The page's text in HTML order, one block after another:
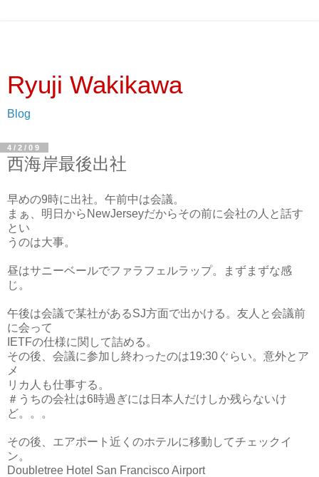
Ryuji Wakikawa
Blog
4/2/09
西海岸最後出社
早めの9時に出社。午前中は会議。
まぁ、明日からNewJerseyだからその前に会社の人と話す
とい
うのは大事。
昼はサニーベールでファラフェルラップ。まずまずな感
じ。
午後は会議で某社があるSJ方面で出かける。友人と会議前
に会って
IETFの仕様に関して詰める。
その後、会議に参加し終わったのは19:30ぐらい。意外とア
メ
リカ人も仕事する。
＃うちの会社は6時過ぎには日本人だけしか残らないけ
ど。。。
その後、エアポート近くのホテルに移動してチェックイ
ン。
Doubletree Hotel San Francisco Airport